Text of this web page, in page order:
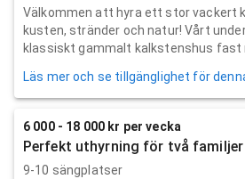
Välkommen att hyra ett stor vackert
kusten, stränder och natur! Vårt
klassiskt gammalt kalkstenshus fast
Läs mer och se tillgänglighet för
6 000 - 18 000 kr per vecka
Perfekt uthyrning för två familjer
9-10 sängplatser